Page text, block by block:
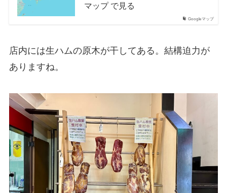
Googleマップ
マップ で見る
店内には生ハムの原木が干してある。結構迫力が
ありますね。